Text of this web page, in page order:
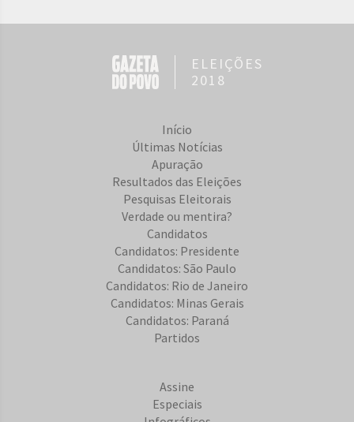
ELEIÇÕES
2018
Início
Últimas Notícias
Apuração
Resultados das Eleições
Pesquisas Eleitorais
Verdade ou mentira?
Candidatos
Candidatos: Presidente
Candidatos: São Paulo
Candidatos: Rio de Janeiro
Candidatos: Minas Gerais
Candidatos: Paraná
Partidos
Assine
Especiais